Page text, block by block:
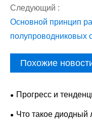
Следующий :
Основной принцип
полупроводниковых
Похожие
Прогресс и
лазерной накачки
Что такое диодный